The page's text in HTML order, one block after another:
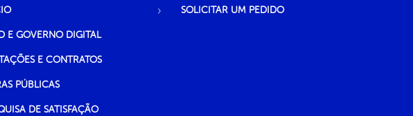
E GOVERNO DIGITAL
E CONTRATOS
PÚBLICAS
DE SATISFAÇÃO
SOLICITAR UM PEDIDO